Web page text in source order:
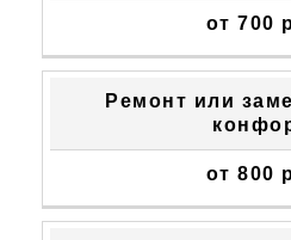
от 700
Ремонт или
от 800